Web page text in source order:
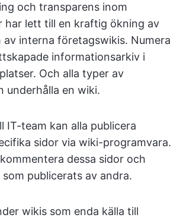
och transparens inom
har lett till en kraftig ökning av
av interna företagswikis. Numera
informationsarkiv i
Och alla typer av
underhålla en wiki.
IT-team kan alla publicera
sidor via wiki-programvara.
dessa sidor och
publicerats av andra.
wikis som enda källa till